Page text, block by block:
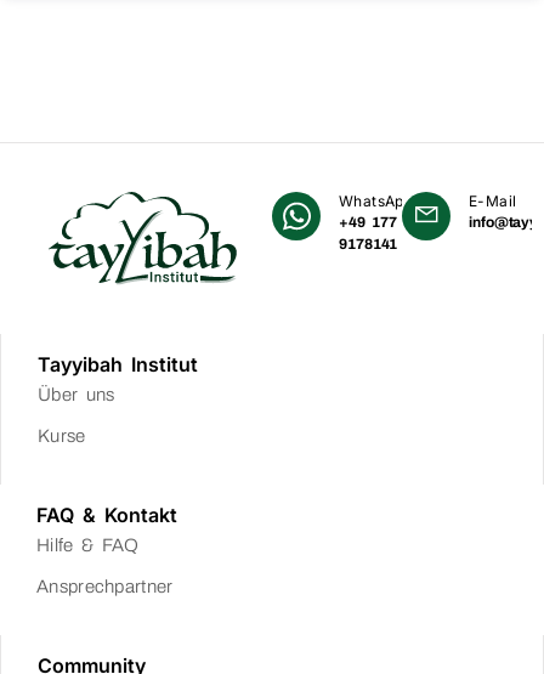
WhatsApp
+49 177
9178141
E-Mail
Tayyibah Institut
Über uns
Kurse
FAQ & Kontakt
Hilfe & FAQ
Ansprechpartner
Community